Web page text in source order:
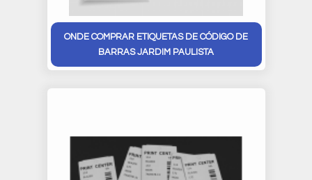
ONDE COMPRAR ETIQUETAS DE CÓDIGO DE
BARRAS JARDIM PAULISTA